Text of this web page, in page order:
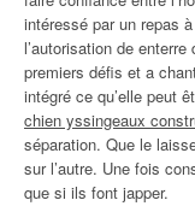
intéressé par un repas
l’autorisation de
premiers défis et a
intégré ce qu’elle peut
chien yssingeaux
séparation. Que le
sur l’autre. Une fois
que si ils font japper.